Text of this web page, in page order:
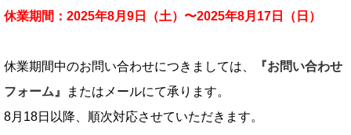
休業期間： 2025年8月9日（土）〜2025年8月17日（日）
休業期間中のお問い合わせにつきましては、
『お問い合わせ
フォーム』
またはメールにて承ります。
8月18日以降、順次対応させていただきます。